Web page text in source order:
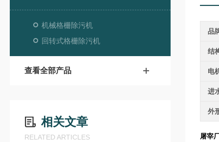
机械格栅除污机
回转式格栅除污机
查看全部产品
相关文章
RELATED ARTICLES
品
结
电
进
外
屠宰